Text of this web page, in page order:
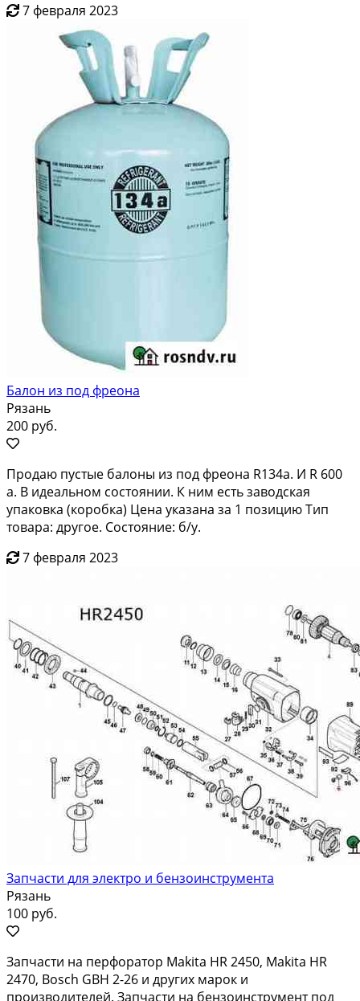
7 февраля 2023
Балон из под фреона
Рязань
200 руб.
Продаю пустые балоны из под фреона R134a. И R 600
a. В идеальном состоянии. К ним есть заводская
упаковка (коробка) Цена указана за 1 позицию Тип
товара: другое. Состояние: б/у.
7 февраля 2023
Запчасти для электро и бензоинструмента
Рязань
100 руб.
Запчасти на перфоратор Makita HR 2450, Makita HR
2470, Bosch GBH 2-26 и других марок и
производителей. Запчасти на бензоинструмент под